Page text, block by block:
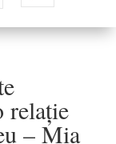
relație
– Mia